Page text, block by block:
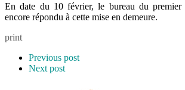
En date du 10 février, le bureau du premier
encore répondu à cette mise en demeure.
print
Previous post
Next post